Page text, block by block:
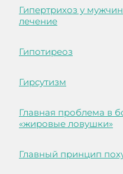
Гипертрихоз у
лечение
Гипотиреоз
Гирсутизм
Главная проблема в
«жировые ловушки»
Главный принцип